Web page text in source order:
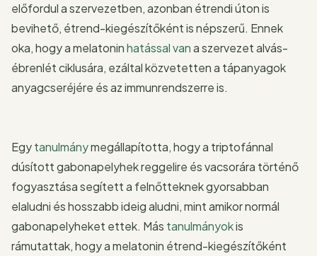
előfordul a szervezetben, azonban étrendi úton is
bevihető, étrend-kiegészítőként is népszerű. Ennek
oka, hogy a melatoninhatással vana szervezet alvás-
ébrenlét ciklusára, ezáltal közvetetten a tápanyagok
anyagcseréjére és az immunrendszerre is.
Egytanulmánymegállapította, hogy a triptofánnal
dúsított gabonapelyhek reggelire és vacsorára történő
fogyasztása segített a felnőtteknek gyorsabban
elaludni és hosszabb ideig aludni, mint amikor normál
gabonapelyheket ettek. Más tanulmányokis
rámutattak, hogy a melatonin étrend-kiegészítőként